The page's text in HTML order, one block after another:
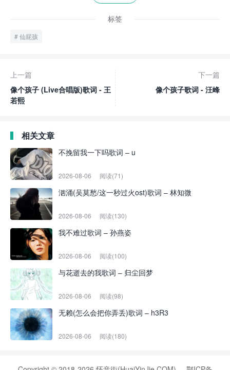
标签
仙屁孩
上一篇
像个孩子 (Live合唱版)歌词 - 王
若熙
下一篇
像个孩子歌词 - 汪峰
相关文章
不挽留我一下吗歌词 – u
2026-08-06 阅读(71)
汹涌(吴莫愁/这一秒过火ost)歌词 – 林知微
2026-08-06 阅读(130)
我不难过歌词 – 孙燕姿
2026-08-06 阅读(100)
与花逝去的我歌词 – 归尘回梦
2026-08-06 阅读(98)
无赖(怎么会把你弄丢)歌词 – h3R3
2026-08-06 阅读(180)